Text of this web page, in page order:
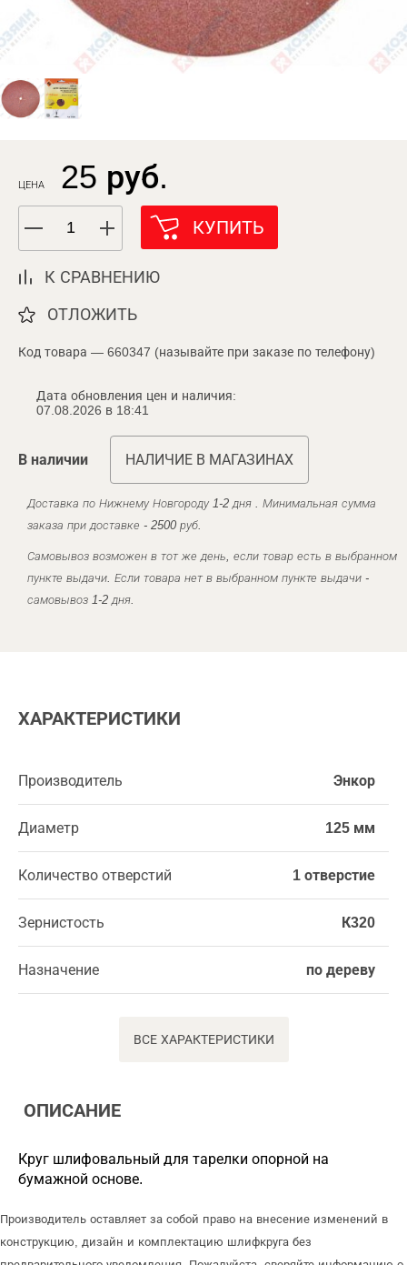
ЦЕНА 25 руб.
КУПИТЬ
К СРАВНЕНИЮ
ОТЛОЖИТЬ
Код товара — 660347 (называйте при заказе по телефону)
Дата обновления цен и наличия:
07.08.2026 в 18:41
В наличии НАЛИЧИЕ В МАГАЗИНАХ
Доставка по Нижнему Новгороду 1-2 дня . Минимальная сумма
заказа при доставке - 2500 руб.
Самовывоз возможен в тот же день, если товар есть в выбранном
пункте выдачи. Если товара нет в выбранном пункте выдачи -
самовывоз 1-2 дня.
ХАРАКТЕРИСТИКИ
Производитель Энкор
Диаметр 125 мм
Количество отверстий 1 отверстие
Зернистость К320
Назначение по дереву
ВСЕ ХАРАКТЕРИСТИКИ
ОПИСАНИЕ
Круг шлифовальный для тарелки опорной на
бумажной основе.
Производитель оставляет за собой право на внесение изменений в
конструкцию, дизайн и комплектацию шлифкруга без